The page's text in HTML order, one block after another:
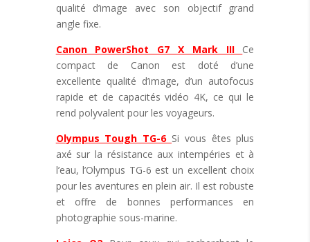
qualité d’image avec son objectif grand
angle fixe.
Canon PowerShot G7 X Mark III Ce
compact de Canon est doté d’une
excellente qualité d’image, d’un autofocus
rapide et de capacités vidéo 4K, ce qui le
rend polyvalent pour les voyageurs.
Olympus Tough TG-6 Si vous êtes plus
axé sur la résistance aux intempéries et à
l’eau, l’Olympus TG-6 est un excellent choix
pour les aventures en plein air. Il est robuste
et offre de bonnes performances en
photographie sous-marine.